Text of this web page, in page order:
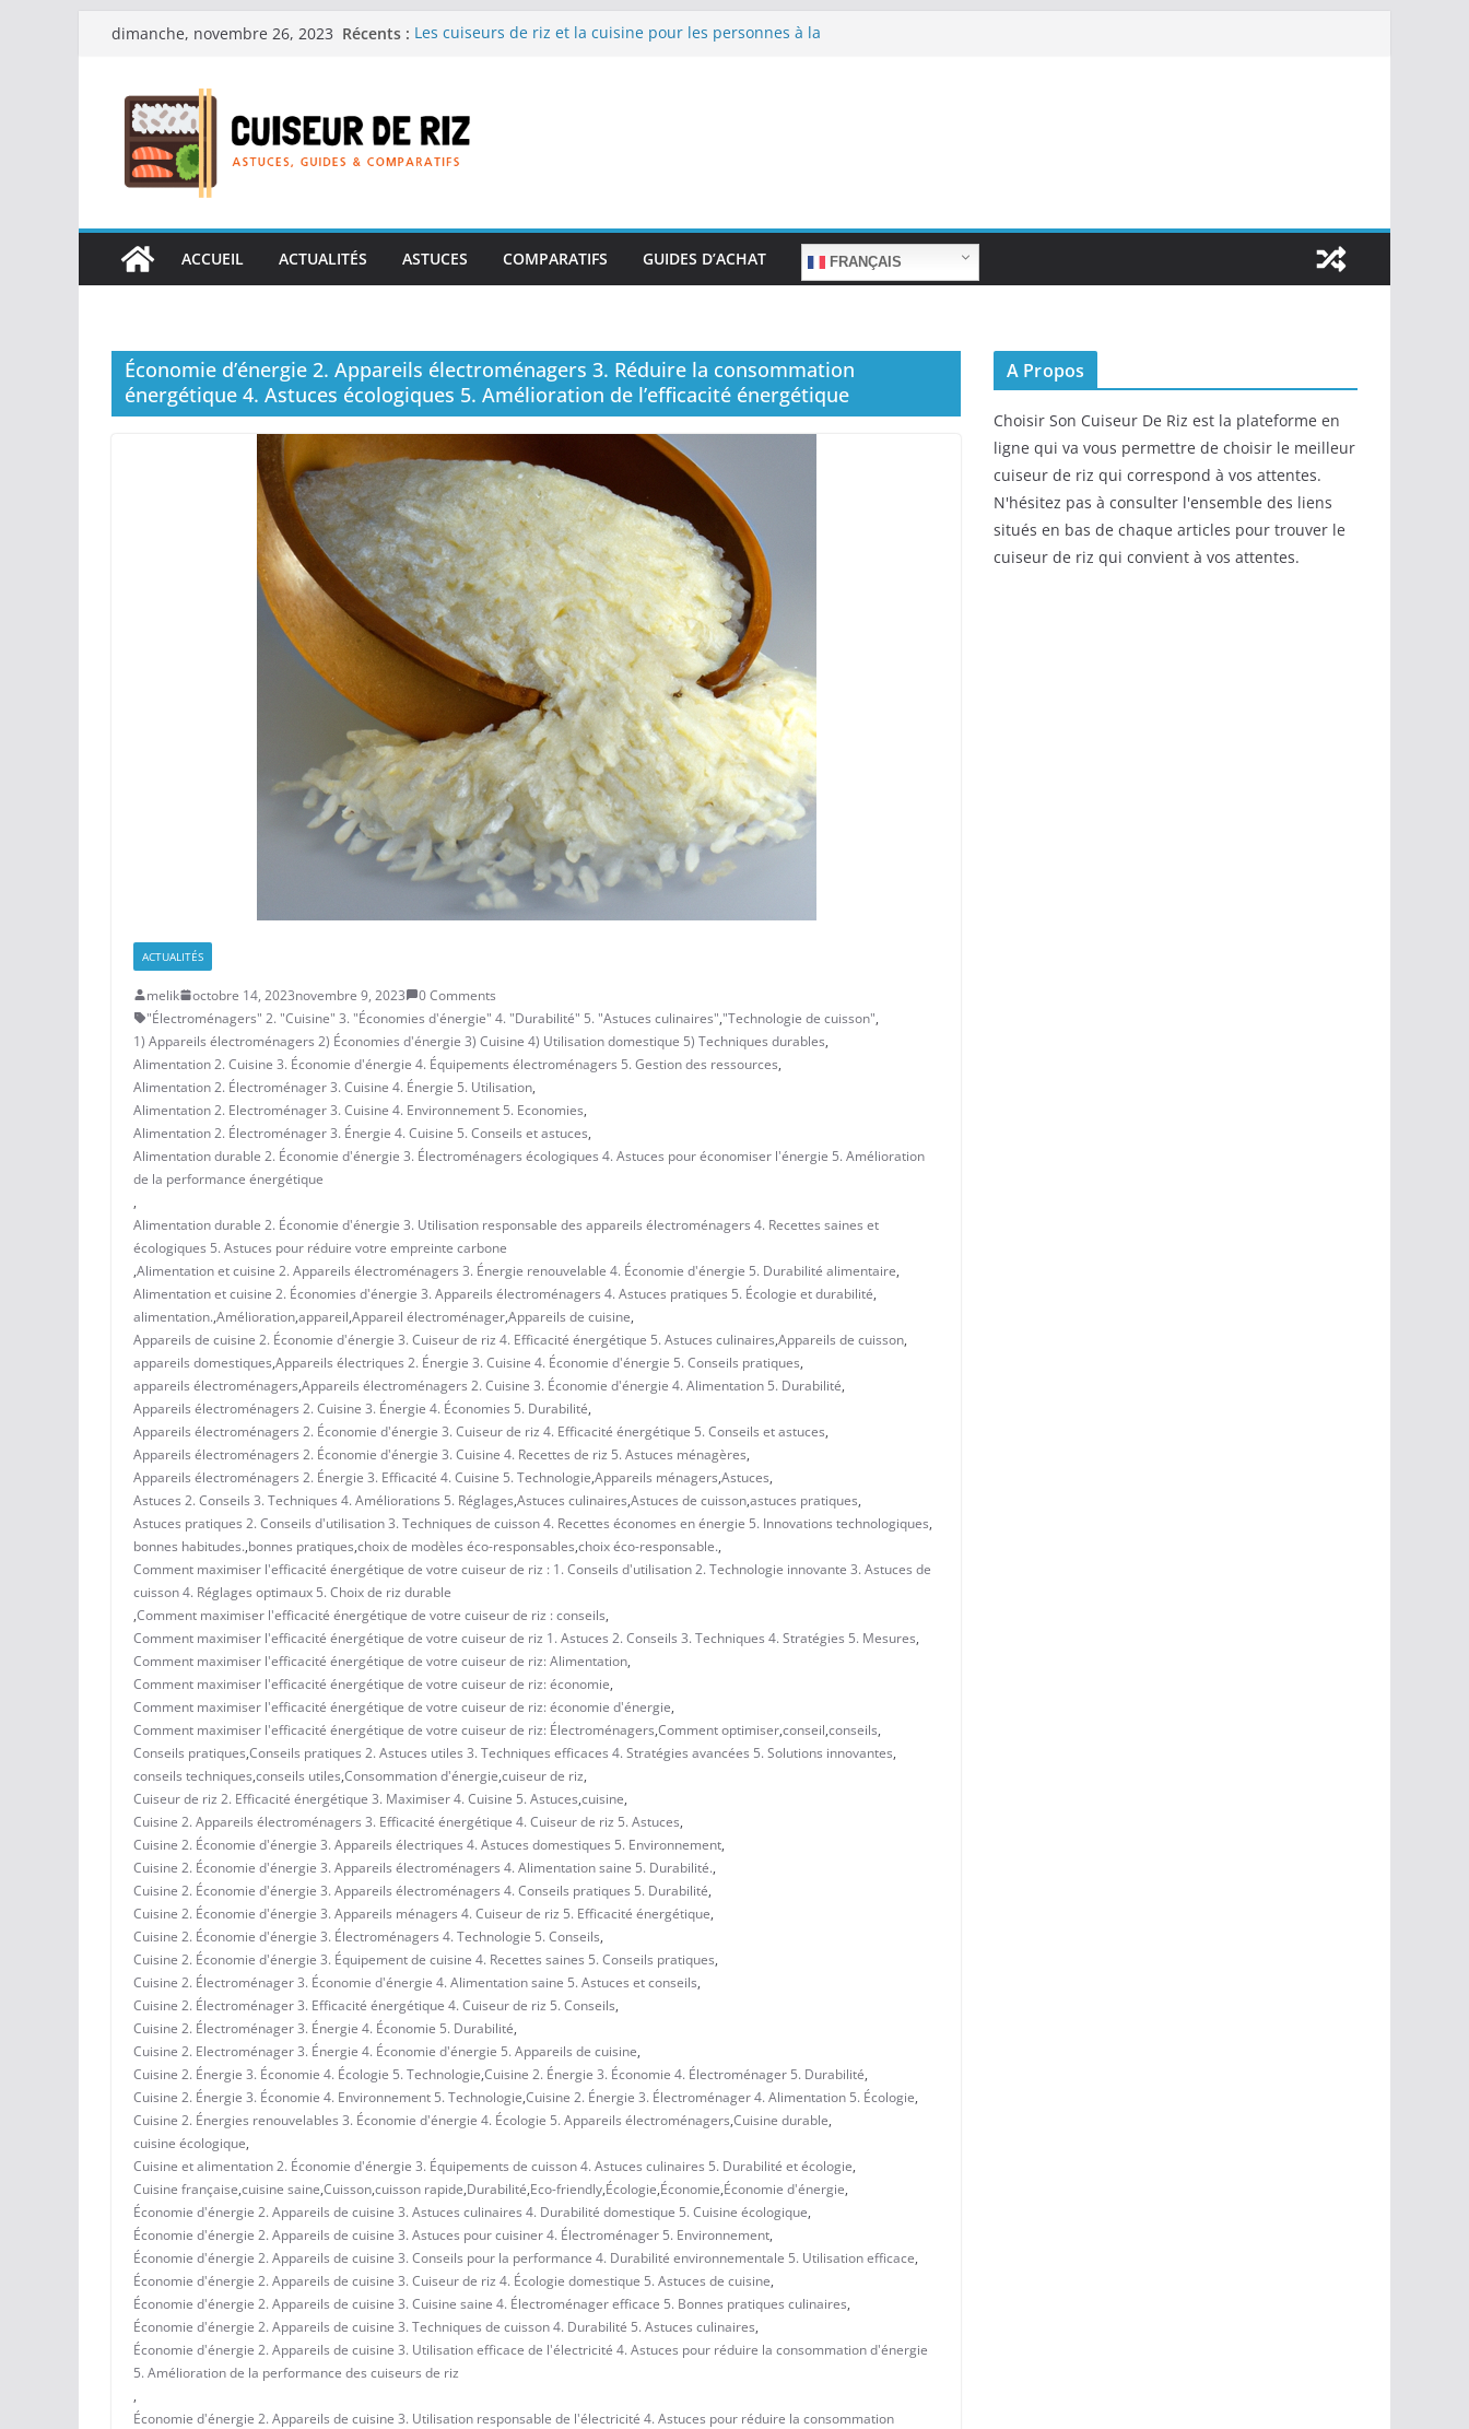
Passerdimanche, novembre 26, 2023 Récents : Les cuiseurs de riz et la cuisine pour les personnes à la
Les cuiseurs de riz pour les familles nombreuses : Cuisson
en grande quantité.
Les cuiseurs de riz et la préparation de plats pour les
réconfortants.
ACCUEIL
ACTUALITÉS ASTUCES COMPARATIFS GUIDES D’ACHAT FRANÇAIS
Économie d’énergie 2. Appareils électroménagers 3. Réduire la consommation
énergétique 4. Astuces écologiques 5. Amélioration de l’efficacité énergétique
ACTUALITÉS
melik octobre 14, 2023novembre 9, 2023
0 Comments
"Électroménagers" 2. "Cuisine" 3. "Économies d'énergie" 4. "Durabilité" 5. "Astuces culinaires","Technologie de cuisson",
1) Appareils électroménagers 2) Économies d'énergie 3) Cuisine 4) Utilisation domestique 5) Techniques durables,
Alimentation 2. Cuisine 3. Économie d'énergie 4. Équipements électroménagers 5. Gestion des ressources,
Alimentation 2. Électroménager 3. Cuisine 4. Énergie 5. Utilisation,
Alimentation 2. Electroménager 3. Cuisine 4. Environnement 5. Economies,
Alimentation 2. Électroménager 3. Énergie 4. Cuisine 5. Conseils et astuces,
Alimentation durable 2. Économie d'énergie 3. Électroménagers écologiques 4. Astuces pour économiser l'énergie 5. Amélioration
de la performance énergétique
,
Alimentation durable 2. Économie d'énergie 3. Utilisation responsable des appareils électroménagers 4. Recettes saines et
écologiques 5. Astuces pour réduire votre empreinte carbone
,Alimentation et cuisine 2. Appareils électroménagers 3. Énergie renouvelable 4. Économie d'énergie 5. Durabilité alimentaire,
Alimentation et cuisine 2. Économies d'énergie 3. Appareils électroménagers 4. Astuces pratiques 5. Écologie et durabilité,
alimentation.,Amélioration,appareil,Appareil électroménager,Appareils de cuisine,
Appareils de cuisine 2. Économie d'énergie 3. Cuiseur de riz 4. Efficacité énergétique 5. Astuces culinaires,Appareils de cuisson,
appareils domestiques,Appareils électriques 2. Énergie 3. Cuisine 4. Économie d'énergie 5. Conseils pratiques,
appareils électroménagers,Appareils électroménagers 2. Cuisine 3. Économie d'énergie 4. Alimentation 5. Durabilité,
Appareils électroménagers 2. Cuisine 3. Énergie 4. Économies 5. Durabilité,
Appareils électroménagers 2. Économie d'énergie 3. Cuiseur de riz 4. Efficacité énergétique 5. Conseils et astuces,
Appareils électroménagers 2. Économie d'énergie 3. Cuisine 4. Recettes de riz 5. Astuces ménagères,
Appareils électroménagers 2. Énergie 3. Efficacité 4. Cuisine 5. Technologie,Appareils ménagers,Astuces,
Astuces 2. Conseils 3. Techniques 4. Améliorations 5. Réglages,Astuces culinaires,Astuces de cuisson,astuces pratiques,
Astuces pratiques 2. Conseils d'utilisation 3. Techniques de cuisson 4. Recettes économes en énergie 5. Innovations technologiques,
bonnes habitudes.,bonnes pratiques,choix de modèles éco-responsables,choix éco-responsable.,
Comment maximiser l'efficacité énergétique de votre cuiseur de riz : 1. Conseils d'utilisation 2. Technologie innovante 3. Astuces de
cuisson 4. Réglages optimaux 5. Choix de riz durable
,Comment maximiser l'efficacité énergétique de votre cuiseur de riz : conseils,
Comment maximiser l'efficacité énergétique de votre cuiseur de riz 1. Astuces 2. Conseils 3. Techniques 4. Stratégies 5. Mesures,
Comment maximiser l'efficacité énergétique de votre cuiseur de riz: Alimentation,
Comment maximiser l'efficacité énergétique de votre cuiseur de riz: économie,
Comment maximiser l'efficacité énergétique de votre cuiseur de riz: économie d'énergie,
Comment maximiser l'efficacité énergétique de votre cuiseur de riz: Électroménagers,Comment optimiser,conseil,conseils,
Conseils pratiques,Conseils pratiques 2. Astuces utiles 3. Techniques efficaces 4. Stratégies avancées 5. Solutions innovantes,
conseils techniques,conseils utiles,Consommation d'énergie,cuiseur de riz,
Cuiseur de riz 2. Efficacité énergétique 3. Maximiser 4. Cuisine 5. Astuces,cuisine,
Cuisine 2. Appareils électroménagers 3. Efficacité énergétique 4. Cuiseur de riz 5. Astuces,
Cuisine 2. Économie d'énergie 3. Appareils électriques 4. Astuces domestiques 5. Environnement,
Cuisine 2. Économie d'énergie 3. Appareils électroménagers 4. Alimentation saine 5. Durabilité.,
Cuisine 2. Économie d'énergie 3. Appareils électroménagers 4. Conseils pratiques 5. Durabilité,
Cuisine 2. Économie d'énergie 3. Appareils ménagers 4. Cuiseur de riz 5. Efficacité énergétique,
Cuisine 2. Économie d'énergie 3. Électroménagers 4. Technologie 5. Conseils,
Cuisine 2. Économie d'énergie 3. Équipement de cuisine 4. Recettes saines 5. Conseils pratiques,
Cuisine 2. Électroménager 3. Économie d'énergie 4. Alimentation saine 5. Astuces et conseils,
Cuisine 2. Électroménager 3. Efficacité énergétique 4. Cuiseur de riz 5. Conseils,
Cuisine 2. Électroménager 3. Énergie 4. Économie 5. Durabilité,
Cuisine 2. Electroménager 3. Énergie 4. Économie d'énergie 5. Appareils de cuisine,
Cuisine 2. Énergie 3. Économie 4. Écologie 5. Technologie,Cuisine 2. Énergie 3. Économie 4. Électroménager 5. Durabilité,
Cuisine 2. Énergie 3. Économie 4. Environnement 5. Technologie,Cuisine 2. Énergie 3. Électroménager 4. Alimentation 5. Écologie,
Cuisine 2. Énergies renouvelables 3. Économie d'énergie 4. Écologie 5. Appareils électroménagers,Cuisine durable,
cuisine écologique,
Cuisine et alimentation 2. Économie d'énergie 3. Équipements de cuisson 4. Astuces culinaires 5. Durabilité et écologie,
Cuisine française,cuisine saine,Cuisson,cuisson rapide,Durabilité,Eco-friendly,Écologie,Économie,Économie d'énergie,
Économie d'énergie 2. Appareils de cuisine 3. Astuces culinaires 4. Durabilité domestique 5. Cuisine écologique,
Économie d'énergie 2. Appareils de cuisine 3. Astuces pour cuisiner 4. Électroménager 5. Environnement,
Économie d'énergie 2. Appareils de cuisine 3. Conseils pour la performance 4. Durabilité environnementale 5. Utilisation efficace,
Économie d'énergie 2. Appareils de cuisine 3. Cuiseur de riz 4. Écologie domestique 5. Astuces de cuisine,
Économie d'énergie 2. Appareils de cuisine 3. Cuisine saine 4. Électroménager efficace 5. Bonnes pratiques culinaires,
Économie d'énergie 2. Appareils de cuisine 3. Techniques de cuisson 4. Durabilité 5. Astuces culinaires,
Économie d'énergie 2. Appareils de cuisine 3. Utilisation efficace de l'électricité 4. Astuces pour réduire la consommation d'énergie
5. Amélioration de la performance des cuiseurs de riz
,
Économie d'énergie 2. Appareils de cuisine 3. Utilisation responsable de l'électricité 4. Astuces pour réduire la consommation
A Propos
Choisir Son Cuiseur De Riz est la plateforme en
ligne qui va vous permettre de choisir le meilleur
cuiseur de riz qui correspond à vos attentes.
N'hésitez pas à consulter l'ensemble des liens
situés en bas de chaque articles pour trouver le
cuiseur de riz qui convient à vos attentes.